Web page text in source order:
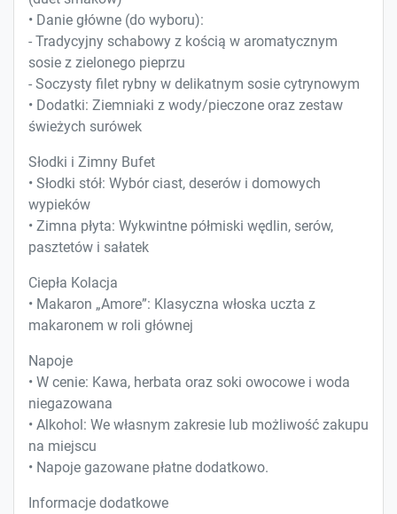
• Danie główne (do wyboru):
- Tradycyjny schabowy z kością w aromatycznym
sosie z zielonego pieprzu
- Soczysty filet rybny w delikatnym sosie cytrynowym
• Dodatki: Ziemniaki z wody/pieczone oraz zestaw
świeżych surówek
Słodki i Zimny Bufet
• Słodki stół: Wybór ciast, deserów i domowych
wypieków
• Zimna płyta: Wykwintne półmiski wędlin, serów,
pasztetów i sałatek
Ciepła Kolacja
• Makaron „Amore”: Klasyczna włoska uczta z
makaronem w roli głównej
Napoje
• W cenie: Kawa, herbata oraz soki owocowe i woda
niegazowana
• Alkohol: We własnym zakresie lub możliwość zakupu
na miejscu
• Napoje gazowane płatne dodatkowo.
Informacje dodatkowe